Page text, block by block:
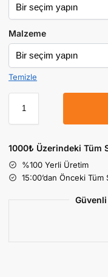
Malzeme
Temizle
1000₺ Üzerindeki Tüm
%100 Yerli Üretim
15:00’dan Önceki